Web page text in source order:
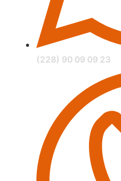
(228) 90 09 09 23